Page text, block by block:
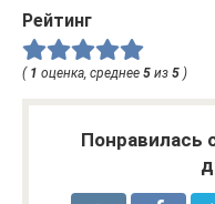
Рейтинг
( 1 оценка, среднее 5 из 5 )
Понравилась